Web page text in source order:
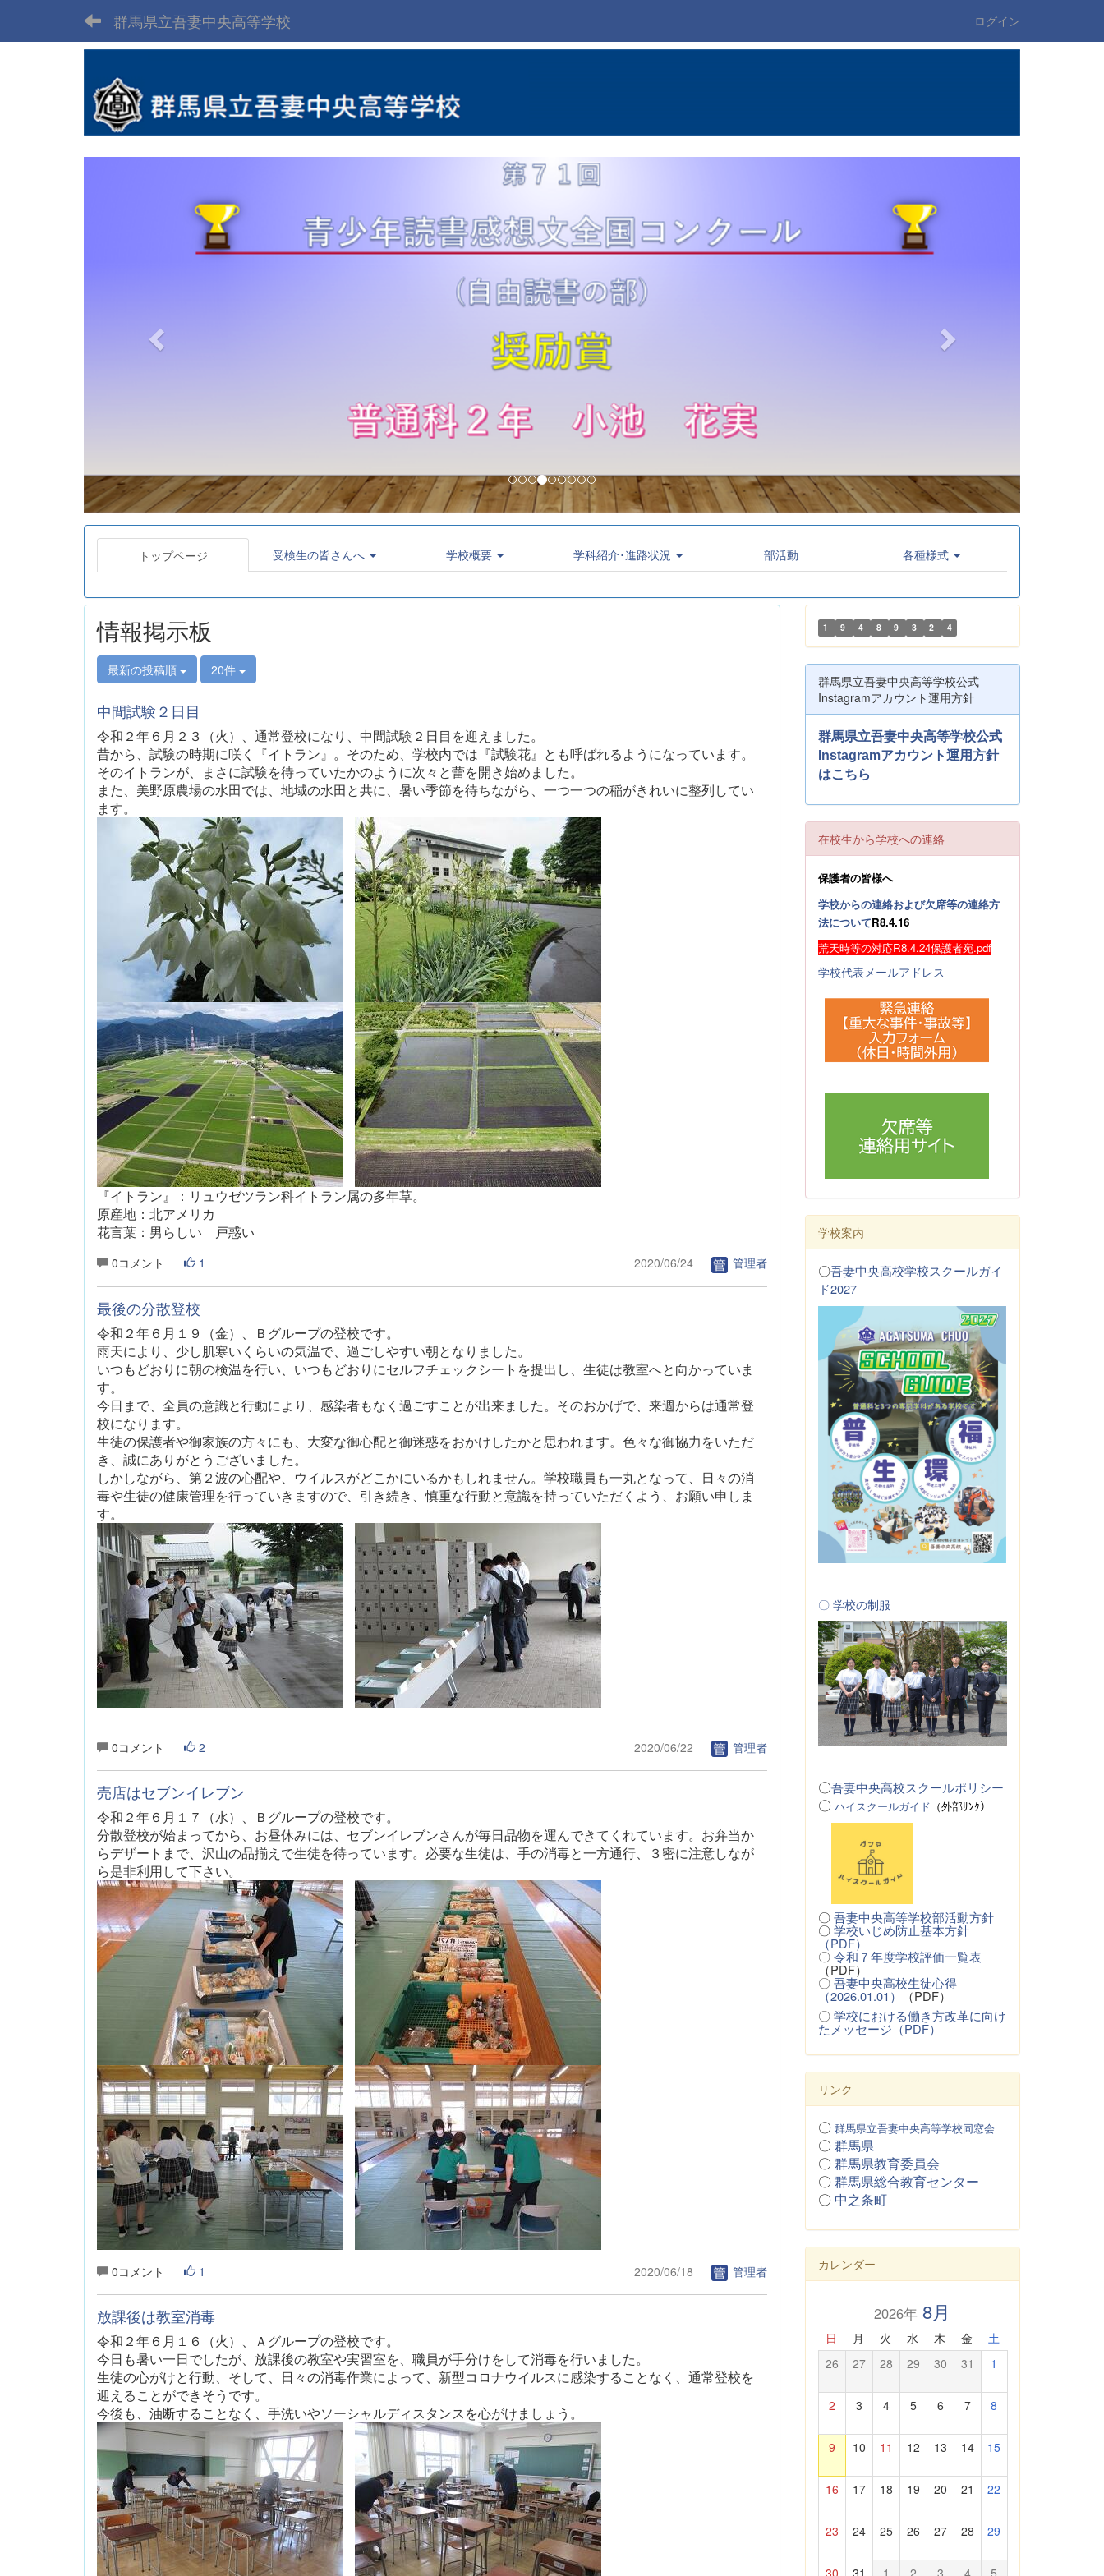
群馬県立吾妻中央高等学校 ログイン
s
トップページ 受検生の皆さんへ 学校概要 学科紹介･進路状況 部活動 各種様式
情報掲示板
最新の投稿順 20件
中間試験２日目
令和２年６月２３（火） 、通常登校になり、中間試験２日目を迎えました。
昔から、試験の時期に咲く『イトラン』。そのため、学校内では『試験花』とも呼ばれるようになっています。
そのイトランが、まさに試験を待っていたかのように次々と蕾を開き始めました。
また、美野原農場の水田では、地域の水田と共に、暑い季節を待ちながら、一つ一つの稲がきれいに整列してい
ます。
『イトラン』： リュウゼツラン科イトラン属の多年草。
原産地：北アメリカ
花言葉：男らしい 戸惑い
0コメント 1 2020/06/24 管理者
最後の分散登校
令和２年６月１９（金） 、Ｂグループの登校です。
雨天により、少し肌寒いくらいの気温で、過ごしやすい朝となりました。
いつもどおりに朝の検温を行い、いつもどおりにセルフチェックシートを提出し、生徒は教室へと向かっていま
す。
今日まで、全員の意識と行動により、感染者もなく過ごすことが出来ました。そのおかげで、来週からは通常登
校になります。
生徒の保護者や御家族の方々にも、大変な御心配と御迷惑をおかけしたかと思われます。色々な御協力をいただ
き、誠にありがとうございました。
しかしながら、第２波の心配や、ウイルスがどこかにいるかもしれません。学校職員も一丸となって、日々の消
毒や生徒の健康管理を行っていきますので、引き続き、慎重な行動と意識を持っていただくよう、お願い申しま
す。
0コメント 2 2020/06/22 管理者
売店はセブンイレブン
令和２年６月１７（水） 、Ｂグループの登校です。
分散登校が始まってから、お昼休みには、セブンイレブンさんが毎日品物を運んできてくれています。お弁当か
らデザートまで、沢山の品揃えで生徒を待っています。必要な生徒は、手の消毒と一方通行、３密に注意しなが
ら是非利用して下さい。
0コメント 1 2020/06/18 管理者
放課後は教室消毒
令和２年６月１６（火） 、Ａグループの登校です。
今日も暑い一日でしたが、放課後の教室や実習室を、職員が手分けをして消毒を行いました。
生徒の心がけと行動、そして、日々の消毒作業によって、新型コロナウイルスに感染することなく、通常登校を
迎えることができそうです。
今後も、油断することなく、手洗いやソーシャルディスタンスを心がけましょう。
1 9 4 8 9 3 2 4
群馬県立吾妻中央高等学校公式
Instagramアカウント運用方針
群馬県立吾妻中央高等学校公式
Instagramアカウント運用方針
はこちら
在校生から学校への連絡
保護者の皆様へ
学校からの連絡および欠席等の連絡方
法についてR8.4.16
荒天時等の対応R8.4.24保護者宛.pdf
学校代表メールアドレス
学校案内
〇吾妻中央高校学校スクールガイ
ド2027
〇 学校の制服
〇吾妻中央高校スクールポリシー
〇 ハイスクールガイド （外部ﾘﾝｸ）
〇吾妻中央高等学校部活動方針
〇学校いじめ防止基本方針
（PDF）
〇令和７年度学校評価一覧表
（PDF）
〇吾妻中央高校生徒心得
（2026.01.01）
（PDF）
〇学校における働き方改革に向け
たメッセージ（PDF）
リンク
〇 群馬県立吾妻中央高等学校同窓会
〇 群馬県
〇 群馬県教育委員会
〇 群馬県総合教育センター
〇 中之条町
カレンダー
2026年 8月
日 月 火 水 木 金 土
26 27 28 29 30 31 1
2 3 4 5 6 7 8
9 10 11 12 13 14 15
16 17 18 19 20 21 22
23 24 25 26 27 28 29
30 31 1 2 3 4 5